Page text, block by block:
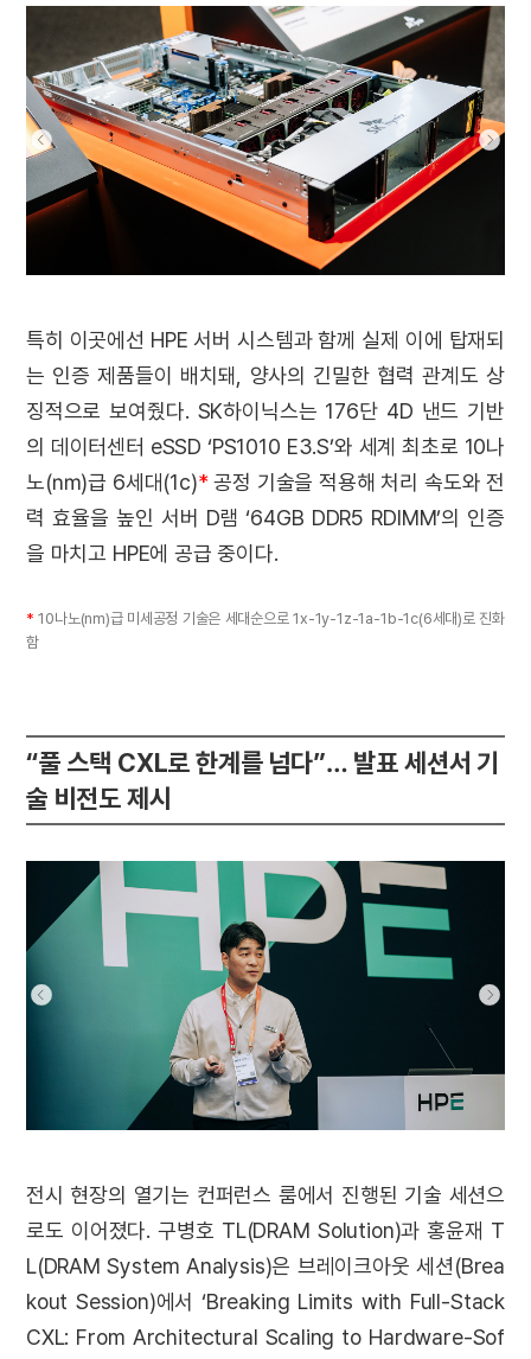
특히 이곳에선 HPE 서버 시스템과 함께 실제 이에 탑재되
는 인증 제품들이 배치돼, 양사의 긴밀한 협력 관계도 상
징적으로 보여줬다. SK하이닉스는 176단 4D 낸드 기반
의 데이터센터 eSSD ‘PS1010 E3.S’와 세계 최초로 10나
노(㎚)급 6세대(1c)*공정 기술을 적용해 처리 속도와 전
력 효율을 높인 서버 D램 ‘64GB DDR5 RDIMM’의 인증
을 마치고 HPE에 공급 중이다.
* 10나노(nm)급 미세공정 기술은 세대순으로 1x-1y-1z-1a-1b-1c(6세대)로 진화
함
“풀 스택 CXL로 한계를 넘다”… 발표 세션서 기
술 비전도 제시
전시 현장의 열기는 컨퍼런스 룸에서 진행된 기술 세션으
로도 이어졌다. 구병호 TL(DRAM Solution)과 홍윤재 T
L(DRAM System Analysis)은 브레이크아웃 세션(Brea
kout Session)에서 ‘Breaking Limits with Full-Stack
CXL: From Architectural Scaling to Hardware-Sof